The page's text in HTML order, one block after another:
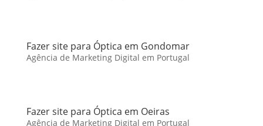
Fazer site para Óptica em Gondomar
Agência de Marketing Digital em Portugal
Fazer site para Óptica em Oeiras
Agência de Marketing Digital em Portugal